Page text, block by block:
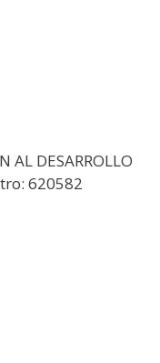
AL DESARROLLO
620582